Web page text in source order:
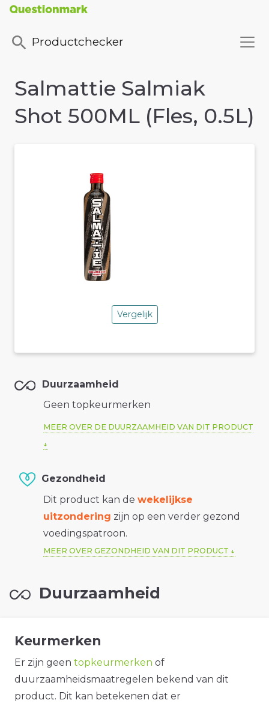
Productchecker
Salmattie Salmiak
Shot 500ML (Fles, 0.5L)
Vergelijk
Duurzaamheid
Geen topkeurmerken
MEER OVER DE DUURZAAMHEID VAN DIT PRODUCT
Gezondheid
Dit product kan de wekelijkse
uitzondering zijn op een verder gezond
voedingspatroon.
MEER OVER GEZONDHEID VAN DIT PRODUCT
Duurzaamheid
Keurmerken
Er zijn geen topkeurmerken of
duurzaamheidsmaatregelen bekend van dit
product. Dit kan betekenen dat er